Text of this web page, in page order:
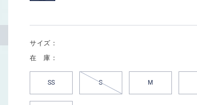
サイズ：
在 庫：
SS S M